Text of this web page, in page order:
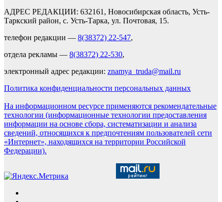
АДРЕС РЕДАКЦИИ: 632161, Новосибирская область, Усть-
Таркский район, с. Усть-Тарка, ул. Почтовая, 15.
телефон редакции — 8(38372) 22-547,
отдела рекламы — 8(38372) 22-530,
электронный адрес редакции: znamya_truda@mail.ru
Политика конфиденциальности персональных данных
На информационном ресурсе применяются рекомендательные
технологии (информационные технологии предоставления
информации на основе сбора, систематизации и анализа
сведений, относящихся к предпочтениям пользователей сети
«Интернет», находящихся на территории Российской
Федерации).